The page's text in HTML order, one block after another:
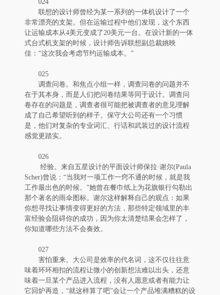
024
联想的设计师曾经为某一系列的一体机设计了一个
非常漂亮的支架。但在运输过程中他们发现，这个东西
让运输成本从4美元变成了20美元一台。在设计新的一体
式台式机支架的时候，设计师告诉联想副总裁姚映
佳：“这次我会考虑节约运输成本。”
025
调查问卷。和焦点小组一样，调查问卷的问题并不
在于其本身，而是人们把问卷结果等同于设计。调查问
卷存在的问题是，调查者很可能把被调查者的意见理解
成了自己希望听到的样子。保守大公司还有一个习惯
是，他们对复杂的专业词汇、行话和武装过的设计流程
感觉更踏实。
026
经验。来自五星设计的平面设计师保拉·谢尔(Paula
Scher)曾说：“当我对一项工作一窍不通的时候，就是我
工作最出色的时候。”她曾在餐巾纸上为花旗银行勾勒出
那个著名的雨伞图标。谢尔这样解释自己的观点：如果
你想寻找让事情变得更好的方法，那些特定领域里的丰
富经验会阻碍你的成功，因为你太清楚结果会怎样了，
你知道哪些方法不会奏效。
027
害怕重来。大公司是效率的代名词，这不仅往往意
味着环环相扣的流程让微小的创新想法难以出头，还意
味着一旦某个产品进入流程，没有人愿意或者有能力让
它回炉再造，“就这样算了吧”会让一个产品堆满糟糕的设